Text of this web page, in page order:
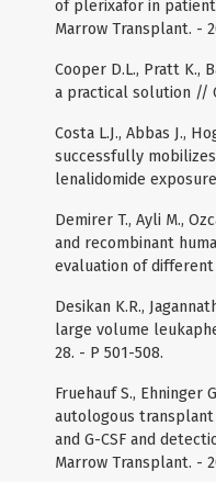
of plerixafor in
Marrow Transplant. -
Cooper D.L., Pratt K.,
a practical solution //
Costa L.J., Abbas J.,
successfully
lenalidomide
Demirer T., Ayli M.,
and recombinant
evaluation of different
Desikan K.R.,
large volume
28. - P 501-508.
Fruehauf S.,
autologous
and G-CSF and
Marrow Transplant. -